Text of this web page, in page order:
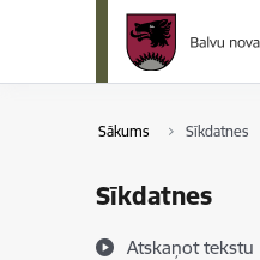
Pāriet uz lapas saturu
Sākums Sīkdatnes
Sīkdatnes
Atskaņot tekstu